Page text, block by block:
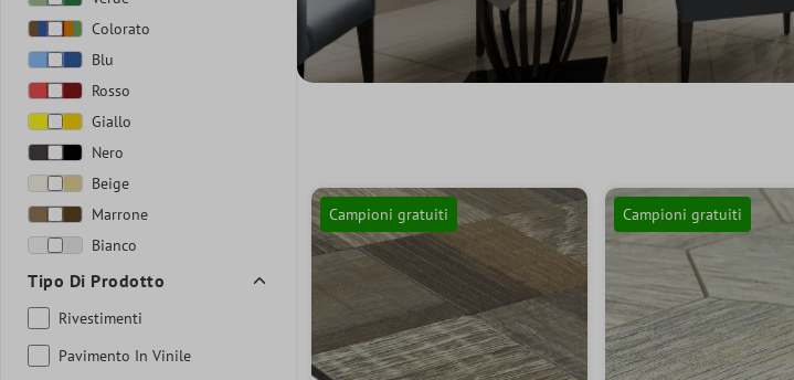
Colorato
Blu
Rosso
Giallo
Nero
Beige
Marrone
Bianco
Tipo Di Prodotto
Rivestimenti
Pavimento In Vinile
Campioni gratuiti Campioni gratuiti